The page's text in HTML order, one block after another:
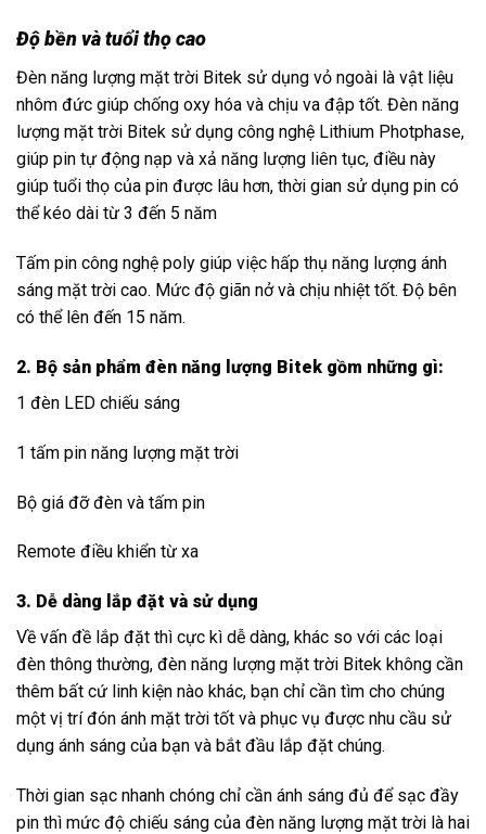
Độ bền và tuổi thọ cao
Đèn năng lượng mặt trời Bitek sử dụng vỏ ngoài là vật liệu
nhôm đức giúp chống oxy hóa và chịu va đập tốt. Đèn năng
lượng mặt trời Bitek sử dụng công nghệ Lithium Photphase,
giúp pin tự động nạp và xả năng lượng liên tục, điều này
giúp tuổi thọ của pin được lâu hơn, thời gian sử dụng pin có
thể kéo dài từ 3 đến 5 năm
Tấm pin công nghệ poly giúp việc hấp thụ năng lượng ánh
sáng mặt trời cao. Mức độ giãn nở và chịu nhiệt tốt. Độ bên
có thể lên đến 15 năm.
2. Bộ sản phẩm đèn năng lượng Bitek gồm những gì:
1 đèn LED chiếu sáng
1 tấm pin năng lượng mặt trời
Bộ giá đỡ đèn và tấm pin
Remote điều khiển từ xa
3. Dễ dàng lắp đặt và sử dụng
Về vấn đề lắp đặt thì cực kì dễ dàng, khác so với các loại
đèn thông thường, đèn năng lượng mặt trời Bitek không cần
thêm bất cứ linh kiện nào khác, bạn chỉ cần tìm cho chúng
một vị trí đón ánh mặt trời tốt và phục vụ được nhu cầu sử
dụng ánh sáng của bạn và bắt đầu lắp đặt chúng.
Thời gian sạc nhanh chóng chỉ cần ánh sáng đủ để sạc đầy
pin thì mức độ chiếu sáng của đèn năng lượng mặt trời là hai